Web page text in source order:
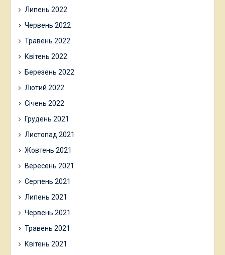
Липень 2022
Червень 2022
Травень 2022
Квітень 2022
Березень 2022
Лютий 2022
Січень 2022
Грудень 2021
Листопад 2021
Жовтень 2021
Вересень 2021
Серпень 2021
Липень 2021
Червень 2021
Травень 2021
Квітень 2021